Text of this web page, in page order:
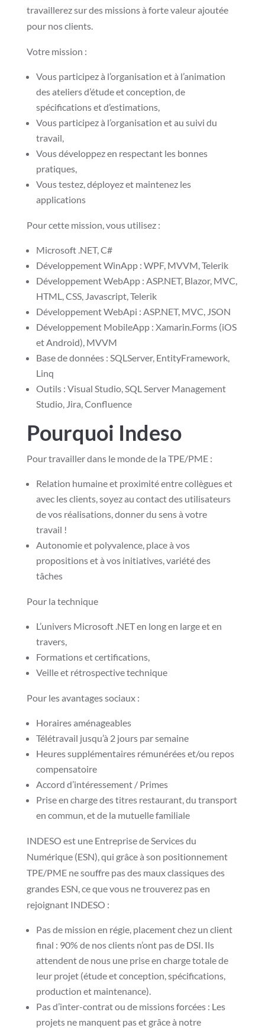
travaillerez sur des missions à forte valeur ajoutée
pour nos clients.
Votre mission :
Vous participez à l’organisation et à l’animation
des ateliers d’étude et conception, de
spécifications et d’estimations,
Vous participez à l’organisation et au suivi du
travail,
Vous développez en respectant les bonnes
pratiques,
Vous testez, déployez et maintenez les
applications
Pour cette mission, vous utilisez :
Microsoft .NET, C#
Développement WinApp : WPF, MVVM, Telerik
Développement WebApp : ASP.NET, Blazor, MVC,
HTML, CSS, Javascript, Telerik
Développement WebApi : ASP.NET, MVC, JSON
Développement MobileApp : Xamarin.Forms (iOS
et Android), MVVM
Base de données : SQLServer, EntityFramework,
Linq
Outils : Visual Studio, SQL Server Management
Studio, Jira, Confluence
Pourquoi Indeso
Pour travailler dans le monde de la TPE/PME :
Relation humaine et proximité entre collègues et
avec les clients, soyez au contact des utilisateurs
de vos réalisations, donner du sens à votre
travail !
Autonomie et polyvalence, place à vos
propositions et à vos initiatives, variété des
tâches
Pour la technique
L’univers Microsoft .NET en long en large et en
travers,
Formations et certifications,
Veille et rétrospective technique
Pour les avantages sociaux :
Horaires aménageables
Télétravail jusqu’à 2 jours par semaine
Heures supplémentaires rémunérées et/ou repos
compensatoire
Accord d’intéressement / Primes
Prise en charge des titres restaurant, du transport
en commun, et de la mutuelle familiale
INDESO est une Entreprise de Services du
Numérique (ESN), qui grâce à son positionnement
TPE/PME ne souffre pas des maux classiques des
grandes ESN, ce que vous ne trouverez pas en
rejoignant INDESO :
Pas de mission en régie, placement chez un client
final : 90% de nos clients n’ont pas de DSI. Ils
attendent de nous une prise en charge totale de
leur projet (étude et conception, spécifications,
production et maintenance).
Pas d’inter-contrat ou de missions forcées : Les
projets ne manquent pas et grâce à notre